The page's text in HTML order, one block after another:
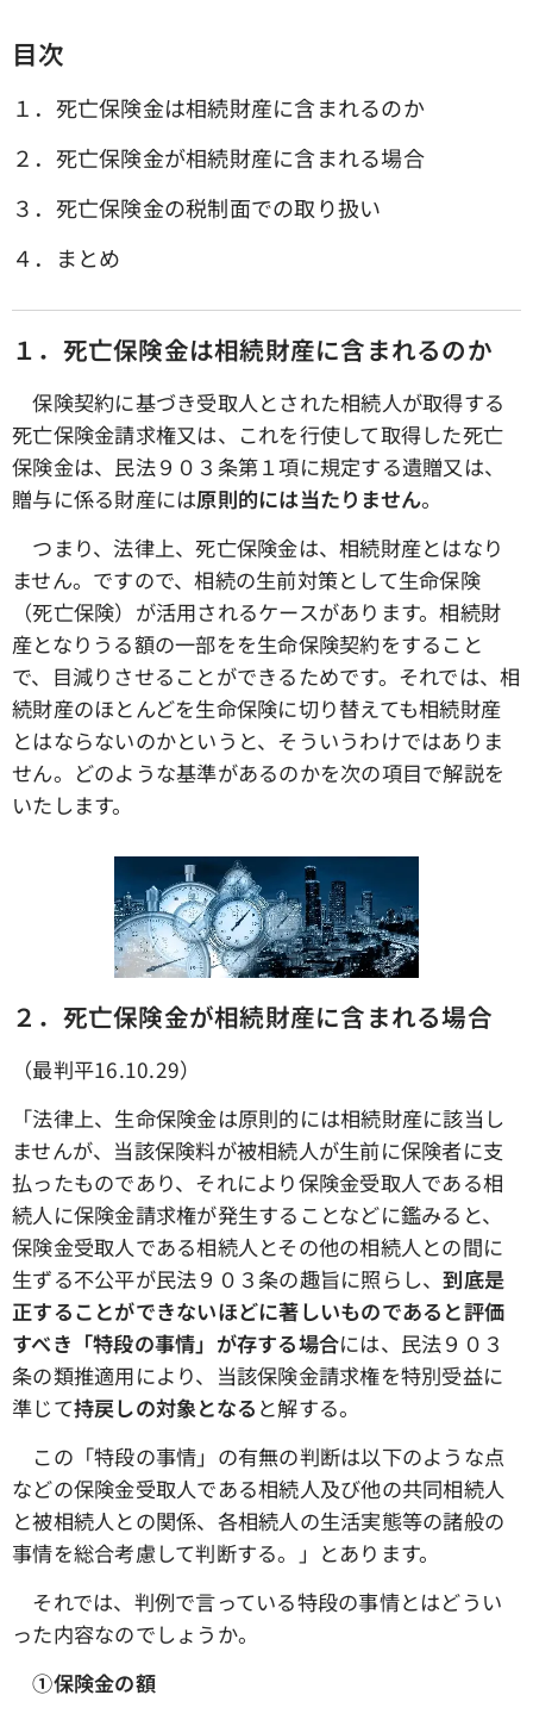
目次
１．死亡保険金は相続財産に含まれるのか
２．死亡保険金が相続財産に含まれる場合
３．死亡保険金の税制面での取り扱い
４．まとめ
１．死亡保険金は相続財産に含まれるのか
保険契約に基づき受取人とされた相続人が取得する
死亡保険金請求権又は、これを行使して取得した死亡
保険金は、民法９０３条第１項に規定する遺贈又は、
贈与に係る財産には原則的には当たりません。
つまり、法律上、死亡保険金は、相続財産とはなり
ません。ですので、相続の生前対策として生命保険
（死亡保険）が活用されるケースがあります。相続財
産となりうる額の一部をを生命保険契約をすること
で、目減りさせることができるためです。それでは、相
続財産のほとんどを生命保険に切り替えても相続財産
とはならないのかというと、そういうわけではありま
せん。どのような基準があるのかを次の項目で解説を
いたします。
２．死亡保険金が相続財産に含まれる場合
（最判平16.10.29）
「法律上、生命保険金は原則的には相続財産に該当し
ませんが、当該保険料が被相続人が生前に保険者に支
払ったものであり、それにより保険金受取人である相
続人に保険金請求権が発生することなどに鑑みると、
保険金受取人である相続人とその他の相続人との間に
生ずる不公平が民法９０３条の趣旨に照らし、到底是
正することができないほどに著しいものであると評価
すべき「特段の事情」が存する場合には、民法９０３
条の類推適用により、当該保険金請求権を特別受益に
準じて持戻しの対象となる と解する。
この「特段の事情」の有無の判断は以下のような点
などの保険金受取人である相続人及び他の共同相続人
と被相続人との関係、各相続人の生活実態等の諸般の
事情を総合考慮して判断する。」とあります。
それでは、判例で言っている特段の事情とはどうい
った内容なのでしょうか。
①保険金の額